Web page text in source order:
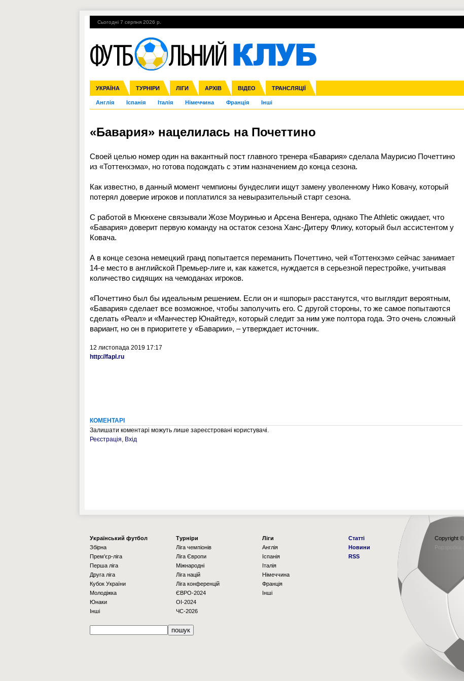
Сьогодні 7 серпня 2026 р.
УКРАЇНА ТУРНІРИ ЛІГИ АРХІВ ВІДЕО ТРАНСЛЯЦІЇ
Збірна Прем'єр-ліга Перша ліга Друга ліга Кубок України Молодіжка
Ліга чемпіонів Ліга Європи Міжнародні Ліга націй Ліга конференцій
Англія Іспанія Італія Німеччина Франція Інші
ЧС-2014 ЄВРО-2016 Росія Кубок конфедерацій ЧЄ-2015 (U-21)
Гарячі теми УПЛ, 1-й тур ВІЙНА УПЛ-ПЕРЕХОДИ
«Бавария» нацелилась на Почеттино
Своей целью номер один на вакантный пост главного тренера «Бавария» сделала Маурисио Почеттино
из «Тоттенхэма», но готова подождать с этим назначением до конца сезона.
Как известно, в данный момент чемпионы бундеслиги ищут замену уволенному Нико Ковачу, который
потерял доверие игроков и поплатился за невыразительный старт сезона.
С работой в Мюнхене связывали Жозе Моуринью и Арсена Венгера, однако The Athletic ожидает, что
«Бавария» доверит первую команду на остаток сезона Ханс-Дитеру Флику, который был ассистентом у
Ковача.
А в конце сезона немецкий гранд попытается переманить Почеттино, чей «Тоттенхэм» сейчас занимает
14-е место в английской Премьер-лиге и, как кажется, нуждается в серьезной перестройке, учитывая
количество сидящих на чемоданах игроков.
«Почеттино был бы идеальным решением. Если он и «шпоры» расстанутся, что выглядит вероятным,
«Бавария» сделает все возможное, чтобы заполучить его. С другой стороны, то же самое попытаются
сделать «Реал» и «Манчестер Юнайтед», который следит за ним уже полтора года. Это очень сложный
вариант, но он в приоритете у «Баварии», – утверждает источник.
12 листопада 2019 17:17
http://fapl.ru
КОМЕНТАРІ
Залишати коментарі можуть лише зареєстровані користувачі.
Реєстрація, Вхід
Українcький футбол
Збірна
Прем'єр-ліга
Перша ліга
Друга ліга
Кубок України
Молодіжка
Юнаки
Інші
Турніри
Ліга чемпіонів
Ліга Європи
Міжнародні
Ліга націй
Ліга конференцій
ЄВРО-2024
OI-2024
ЧС-2026
Ліги
Англія
Іспанія
Італія
Німеччина
Франція
Інші
Статті
Новини
RSS
Copyright